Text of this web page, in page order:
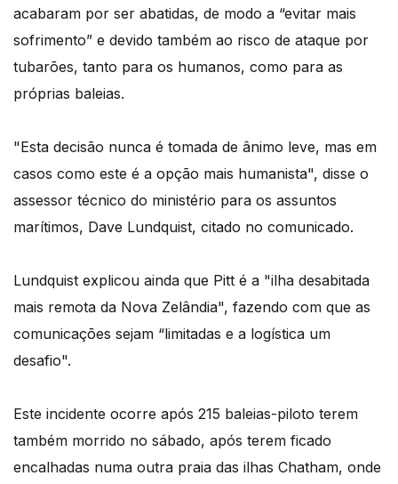
acabaram por ser abatidas, de modo a “evitar mais
sofrimento” e devido também ao risco de ataque por
tubarões, tanto para os humanos, como para as
próprias baleias.
"Esta decisão nunca é tomada de ânimo leve, mas em
casos como este é a opção mais humanista", disse o
assessor técnico do ministério para os assuntos
marítimos, Dave Lundquist, citado no comunicado.
Lundquist explicou ainda que Pitt é a "ilha desabitada
mais remota da Nova Zelândia", fazendo com que as
comunicações sejam “limitadas e a logística um
desafio".
Este incidente ocorre após 215 baleias-piloto terem
também morrido no sábado, após terem ficado
encalhadas numa outra praia das ilhas Chatham, onde